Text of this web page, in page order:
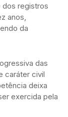
dos registros
anos,
da
das
caráter civil
deixa
exercida pela